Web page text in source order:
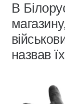
В
назвав